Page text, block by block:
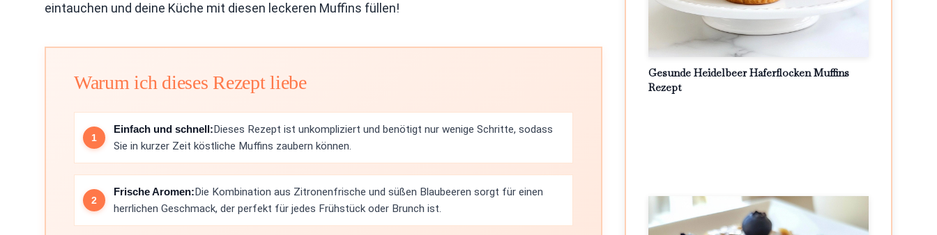
eintauchen und deine Küche mit diesen leckeren Muffins füllen!
Warum ich dieses Rezept liebe
Einfach und schnell:Dieses Rezept ist unkompliziert und benötigt nur wenige Schritte, sodass
Sie in kurzer Zeit köstliche Muffins zaubern können.
Frische Aromen:Die Kombination aus Zitronenfrische und süßen Blaubeeren sorgt für einen
herrlichen Geschmack, der perfekt für jedes Frühstück oder Brunch ist.
Gesunde Heidelbeer Haferflocken Muffins
Rezept